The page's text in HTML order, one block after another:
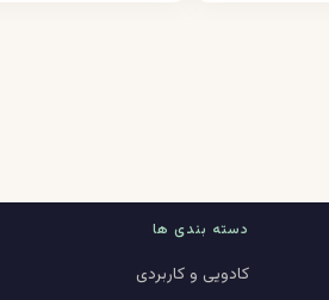
دسته بندی ها
کادویی و کاربردی